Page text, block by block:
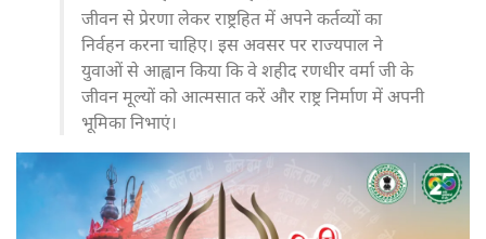
जीवन से प्रेरणा लेकर राष्ट्रहित में अपने कर्तव्यों का
निर्वहन करना चाहिए। इस अवसर पर राज्यपाल ने
युवाओं से आह्वान किया कि वे शहीद रणधीर वर्मा जी के
जीवन मूल्यों को आत्मसात करें और राष्ट्र निर्माण में अपनी
भूमिका निभाएं।